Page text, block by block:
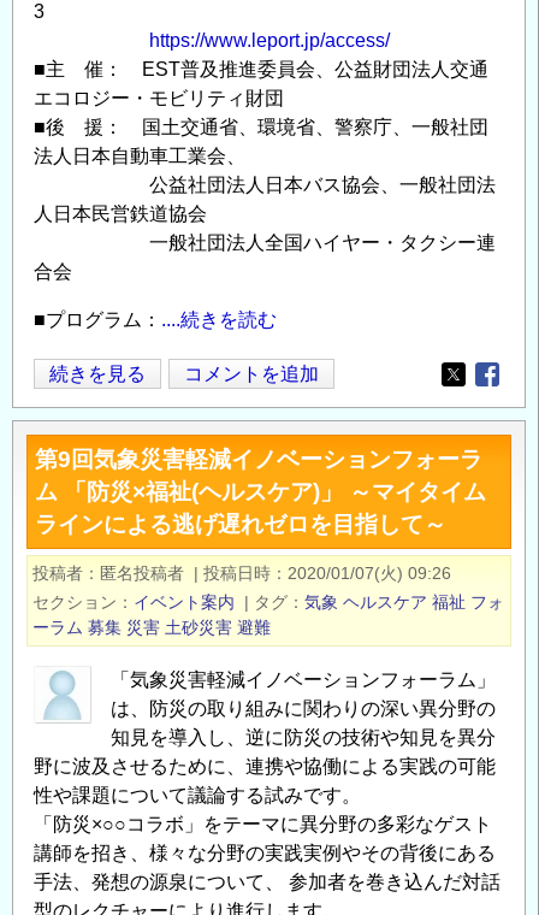
3
https://www.leport.jp/access/
■主 催： EST普及推進委員会、公益財団法人交通
エコロジー・モビリティ財団
■後 援： 国土交通省、環境省、警察庁、一般社団
法人日本自動車工業会、
公益社団法人日本バス協会、一般社団法
人日本民営鉄道協会
一般社団法人全国ハイヤー・タクシー連
合会
■プログラム： ....続きを読む
「第
13
回
EST
普
及
推
進
フ
ォ
ー
ラ
～
地
域
一
体
続きを見る コメントを追加
Opens in
第9回気象災害軽減イノベーションフォーラ
ム 「防災×福祉(ヘルスケア)」 ～マイタイム
ラインによる逃げ遅れゼロを目指して～
投稿者 匿名投稿者 | 投稿日時
2020/01/07(火) 09:26
セクション
イベント案内 | タグ 気象 ヘルスケア 福祉 フォ
ーラム 募集 災害 土砂災害 避難
「気象災害軽減イノベーションフォーラム」
は、防災の取り組みに関わりの深い異分野の
知見を導入し、逆に防災の技術や知見を異分
野に波及させるために、連携や協働による実践の可能
性や課題について議論する試みです。
「防災×○○コラボ」をテーマに異分野の多彩なゲスト
講師を招き、様々な分野の実践実例やその背後にある
手法、発想の源泉について、 参加者を巻き込んだ対話
型のレクチャーにより進行します。